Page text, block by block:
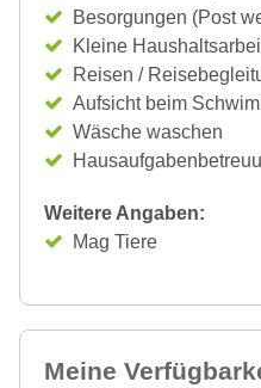
Besorgungen (Post
Kleine
Reisen /
Aufsicht beim
Wäsche waschen
Weitere Angaben:
Mag Tiere
Meine